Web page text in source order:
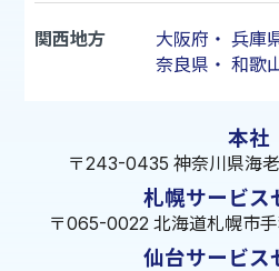
関西地方 大阪府 ・ 兵庫
奈良県 ・ 和歌
本社
〒243-0435 神奈川県海
札幌サービス
〒065-0022 北海道札幌市
仙台サービス